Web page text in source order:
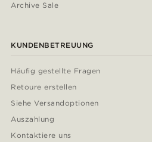
Archive Sale
KUNDENBETREUUNG
Häufig gestellte Fragen
Retoure erstellen
Siehe Versandoptionen
Auszahlung
Kontaktiere uns